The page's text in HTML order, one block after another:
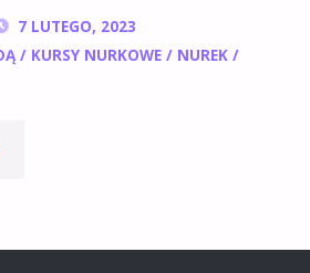
7 LUTEGO, 2023
/ KURSY NURKOWE/ NUREK/